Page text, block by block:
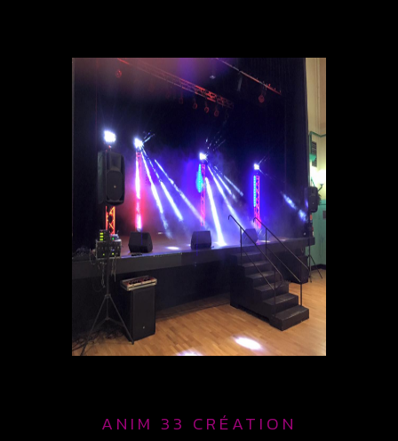
ANIM 33 CRÉATION